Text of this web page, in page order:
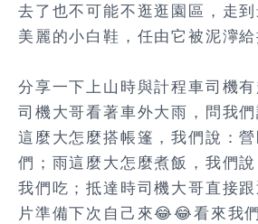
去了也不可能不逛逛園區，走
美麗的小白鞋，任由它被泥濘給
分享一下上山時與計程車司機
司機大哥看著車外大雨，問我
這麼大怎麼搭帳篷，我們說：
們；雨這麼大怎麼煮飯，我們
我們吃；抵達時司機大哥直接
片準備下次自己來😂😂看來我